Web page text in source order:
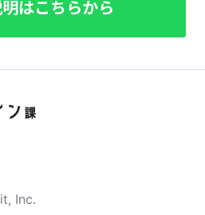
はこちらから
Inc.